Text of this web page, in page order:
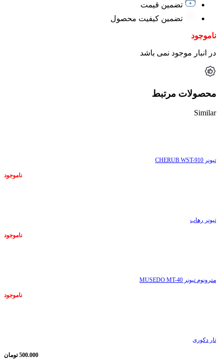
تضمین قیمت
تضمین کیفیت محصول
ناموجود
در انبار موجود نمی باشد
محصولات مرتبط
Similar
تیونر CHERUB WST-910
ناموجود
تیونر رهاب
ناموجود
مترونوم تیونر MUSEDO MT-40
ناموجود
تار دکوری
500.000 تومان